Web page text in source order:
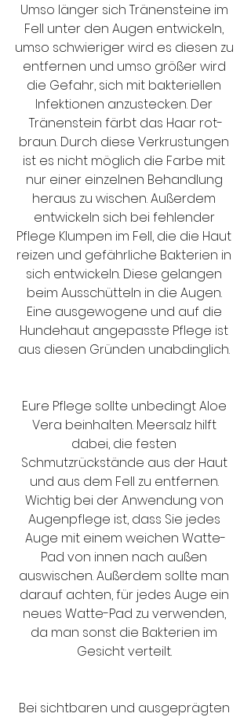
Umso länger sich Tränensteine im
Fell unter den Augen entwickeln,
umso schwieriger wird es diesen zu
entfernen und umso größer wird
die Gefahr, sich mit bakteriellen
Infektionen anzustecken. Der
Tränenstein färbt das Haar rot-
braun. Durch diese Verkrustungen
ist es nicht möglich die Farbe mit
nur einer einzelnen Behandlung
heraus zu wischen. Außerdem
entwickeln sich bei fehlender
Pflege Klumpen im Fell, die die Haut
reizen und gefährliche Bakterien in
sich entwickeln. Diese gelangen
beim Ausschütteln in die Augen.
Eine ausgewogene und auf die
Hundehaut angepasste Pflege ist
aus diesen Gründen unabdinglich.
Eure Pflege sollte unbedingt Aloe
Vera beinhalten. Meersalz hilft
dabei, die festen
Schmutzrückstände aus der Haut
und aus dem Fell zu entfernen.
Wichtig bei der Anwendung von
Augenpflege ist, dass Sie jedes
Auge mit einem weichen Watte-
Pad von innen nach außen
auswischen. Außerdem sollte man
darauf achten, für jedes Auge ein
neues Watte-Pad zu verwenden,
da man sonst die Bakterien im
Gesicht verteilt.
Bei sichtbaren und ausgeprägten